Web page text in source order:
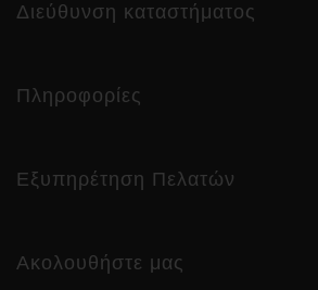
Διεύθυνση καταστήματος
Πληροφορίες
Εξυπηρέτηση Πελατών
Ακολουθήστε μας